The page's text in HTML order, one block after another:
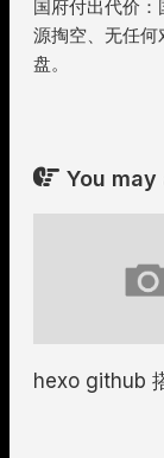
国府付出代价
源掏空、无任
盘。
You may
hexo github